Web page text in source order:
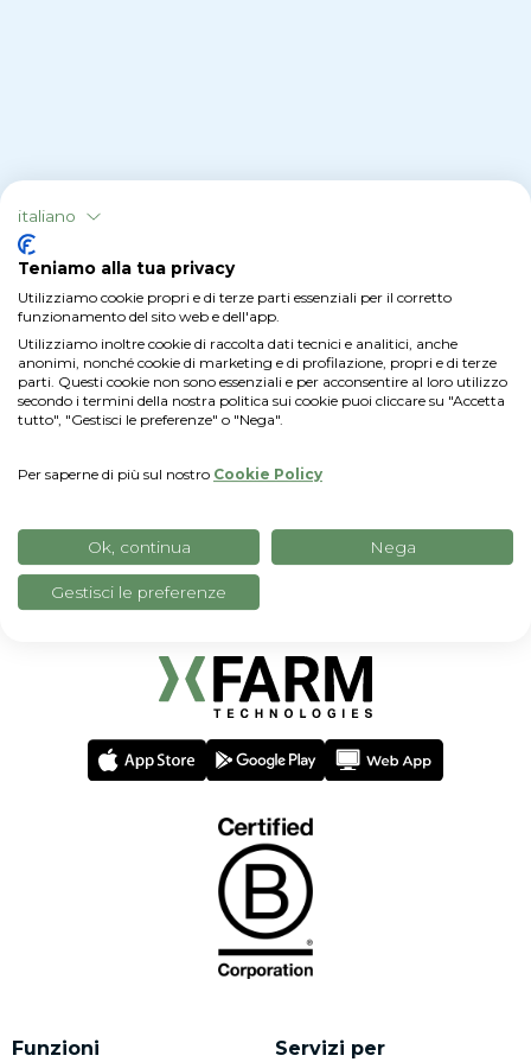
Non hai trovato la risposta che cercavi?
Vai al Support Center
Funzioni Servizi per
italiano
Teniamo alla tua privacy
Utilizziamo cookie propri e di terze parti essenziali per il corretto
funzionamento del sito web e dell'app.
Utilizziamo inoltre cookie di raccolta dati tecnici e analitici, anche
anonimi, nonché cookie di marketing e di profilazione, propri e di terze
parti. Questi cookie non sono essenziali e per acconsentire al loro utilizzo
secondo i termini della nostra politica sui cookie puoi cliccare su "Accetta
tutto", "Gestisci le preferenze" o "Nega".
Per saperne di più sul nostro Cookie Policy
Ok, continua Nega
Gestisci le preferenze